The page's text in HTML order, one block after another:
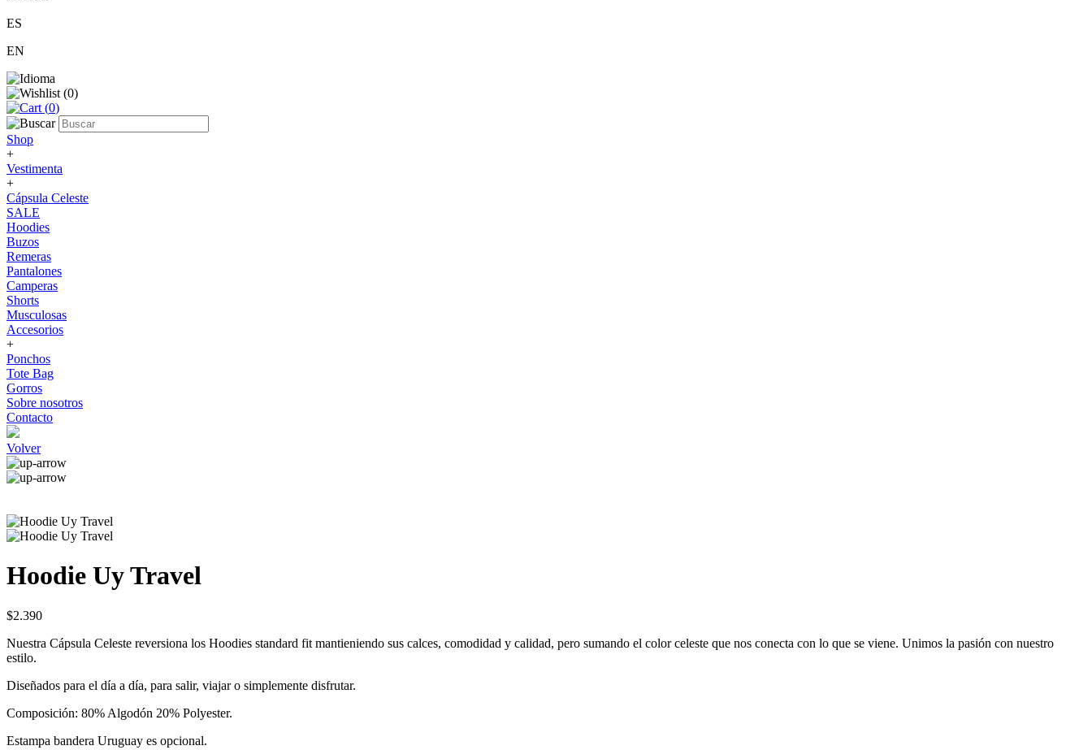
ES
EN
(0)
(0)
Shop
+
Vestimenta
+
Cápsula Celeste
SALE
Hoodies
Buzos
Remeras
Pantalones
Camperas
Shorts
Musculosas
Accesorios
+
Ponchos
Tote Bag
Gorros
Sobre nosotros
Contacto
Volver
Hoodie Uy Travel
$2.390
Nuestra Cápsula Celeste reversiona los Hoodies standard fit mantieniendo sus calces, comodidad y calidad, pero sumando el color celeste que nos conecta con lo que se viene. Unimos la pasión con nuestro
estilo.
Diseñados para el día a día, para salir, viajar o simplemente disfrutar.
Composición: 80% Algodón 20% Polyester.
Estampa bandera Uruguay es opcional.